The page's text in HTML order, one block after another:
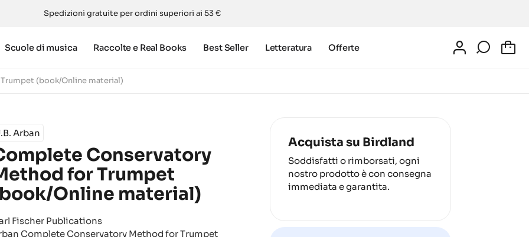
Spedizioni gratuite per ordini superiori ai 53 €
Scuole di musica Raccolte e Real Books Best Seller Letteratura Offerte
(book/Online material)
Arban
Conservatory
for Trumpet
Online material)
Fischer Publications
Complete Conservatory Method for Trumpet
Acquista su Birdland
Soddisfatti o rimborsati, ogni
nostro prodotto è con consegna
immediata e garantita.